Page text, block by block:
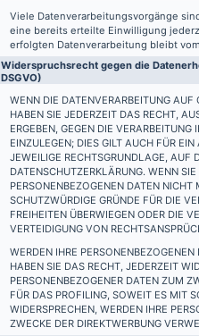
Viele Datenverarbeitungsvorgänge
eine bereits erteilte Einwilligung
erfolgten Datenverarbeitung bleibt
Widerspruchsrecht gegen die
DSGVO)
WENN DIE DATENVERARBEITUNG
HABEN SIE JEDERZEIT DAS RECHT,
ERGEBEN, GEGEN DIE
EINZULEGEN; DIES GILT AUCH FÜR
JEWEILIGE RECHTSGRUNDLAGE, AUF
DATENSCHUTZERKLÄRUNG. WENN
PERSONENBEZOGENEN DATEN
SCHUTZWÜRDIGE GRÜNDE FÜR DIE
FREIHEITEN ÜBERWIEGEN ODER DIE
VERTEIDIGUNG VON
WERDEN IHRE
HABEN SIE DAS RECHT, JEDERZEIT
PERSONENBEZOGENER DATEN ZUM
FÜR DAS PROFILING, SOWEIT ES MIT
WIDERSPRECHEN, WERDEN IHRE
ZWECKE DER DIREKTWERBUNG